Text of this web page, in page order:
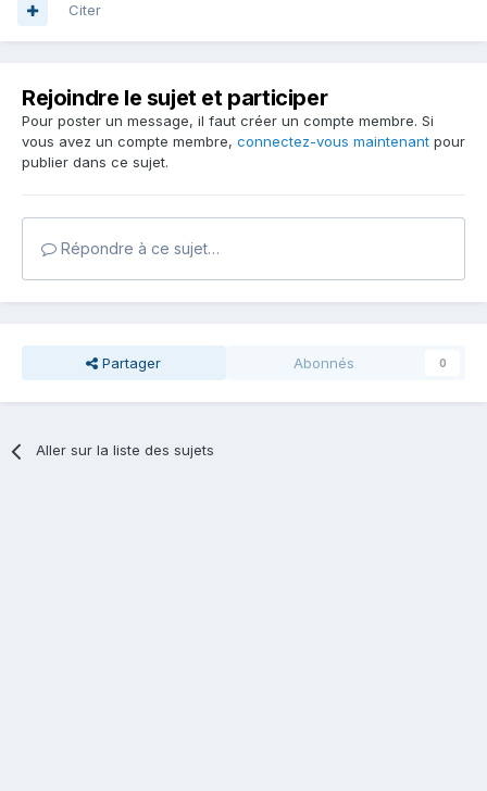
Citer
Rejoindre le sujet et participer
Pour poster un message, il faut créer un compte membre. Si
vous avez un compte membre, connectez-vous maintenant pour
publier dans ce sujet.
Répondre à ce sujet…
Partager Abonnés 0
Aller sur la liste des sujets